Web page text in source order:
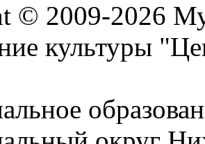
© 2009-2026
культуры